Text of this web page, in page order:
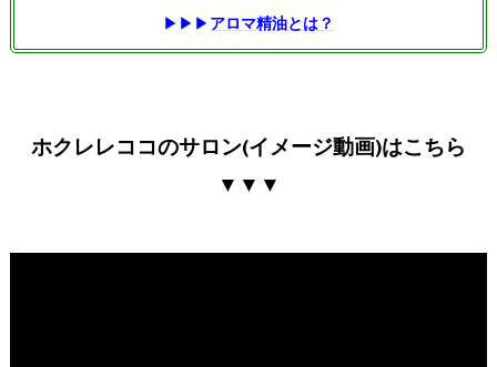
▶▶▶アロマ精油とは？
ホクレレココのサロン(イメージ動画)はこちら
▼▼▼